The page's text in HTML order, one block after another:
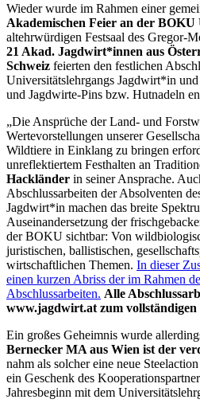
Wieder wurde im Rahmen einer
Akademischen Feier an der BOKU
altehrwürdigen Festsaal des Gregor-
21 Akad. Jagdwirt*innen aus
Schweiz feierten den festlichen
Universitätslehrgangs Jagdwirt*in
und Jagdwirte-Pins bzw. Hutnadeln
„Die Ansprüche der Land- und
Wertevorstellungen unserer
Wildtiere in Einklang zu bringen
unreflektiertem Festhalten an
Hackländer in seiner Ansprache.
Abschlussarbeiten der Absolventen
Jagdwirt*in machen das breite
Auseinandersetzung der
der BOKU sichtbar: Von
juristischen, ballistischen,
wirtschaftlichen Themen. In dieser
einen kurzen Abriss der im Rahmen
Abschlussarbeiten. Alle
www.jagdwirt.at zum
Ein großes Geheimnis wurde
Bernecker MA aus Wien ist der
nahm als solcher eine neue
ein Geschenk des
Jahresbeginn mit dem